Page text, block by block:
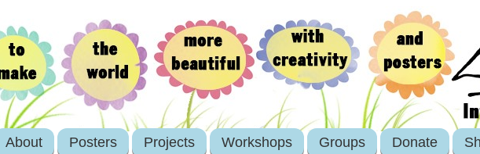
About Posters Projects Workshops Groups Donate